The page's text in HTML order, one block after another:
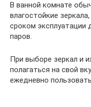
В ванной комнате
влагостойкие
сроком эксплуатации
паров.
При выборе зеркал и
полагаться на свой
ежедневно